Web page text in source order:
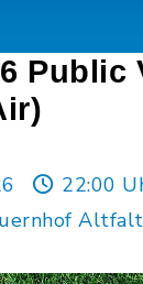
Public
22:00